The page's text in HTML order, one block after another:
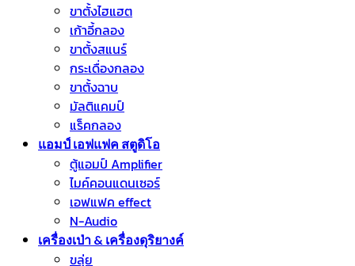
ขาตั้งไฮแฮต
เก้าอี้กลอง
ขาตั้งสแนร์
กระเดื่องกลอง
ขาตั้งฉาบ
มัลติแคมป์
แร็คกลอง
แอมป์ เอฟแฟค สตูดิโอ
ตู้แอมป์ Amplifier
ไมค์คอนแดนเซอร์
เอฟแฟค effect
N-Audio
เครื่องเป่า & เครื่องดุริยางค์
ขลุ่ย